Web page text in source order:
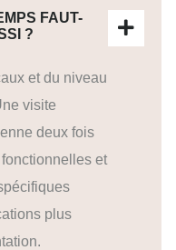
FAUT-
?
et du niveau
visite
deux fois
et
plus